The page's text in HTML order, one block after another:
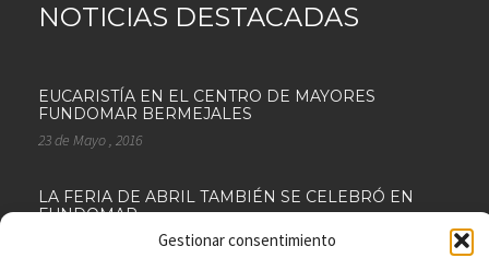
Gestionar consentimiento
NOTICIAS DESTACADAS
EUCARISTÍA EN EL CENTRO DE MAYORES
FUNDOMAR BERMEJALES
23 de Mayo , 2016
LA FERIA DE ABRIL TAMBIÉN SE CELEBRÓ EN
FUNDOMAR